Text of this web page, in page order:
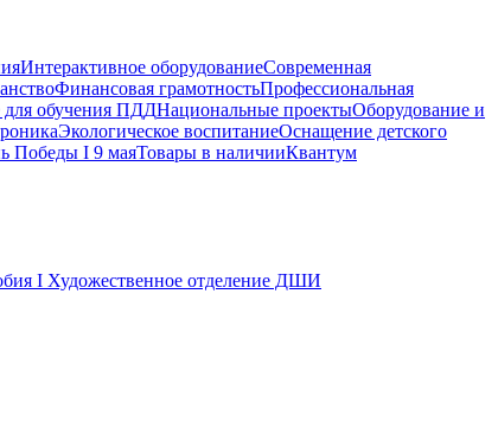
Интерактивное оборудованиеСовременная
Финансовая грамотностьПрофессиональная
для обучения ПДДНациональные проектыОборудование и
Экологическое воспитаниеОснащение детского
Победы I 9 маяТовары в наличииКвантум
I Художественное отделение ДШИ